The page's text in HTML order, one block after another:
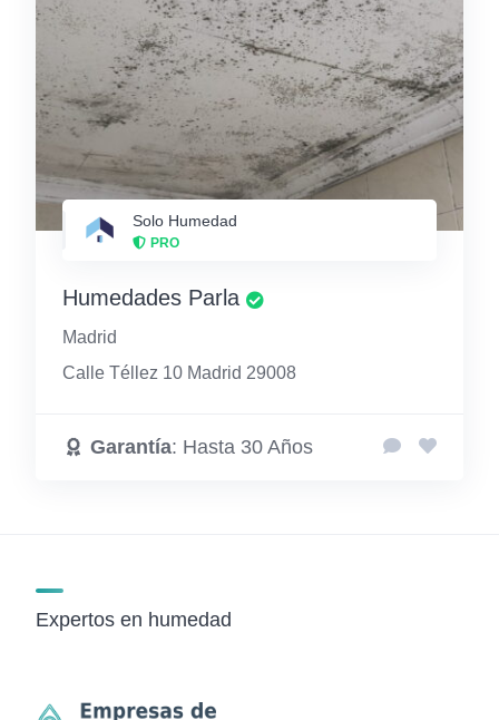
Solo Humedad
PRO
Humedades Parla
Madrid
Calle Téllez 10 Madrid 29008
Garantía: Hasta 30 Años
Expertos en humedad